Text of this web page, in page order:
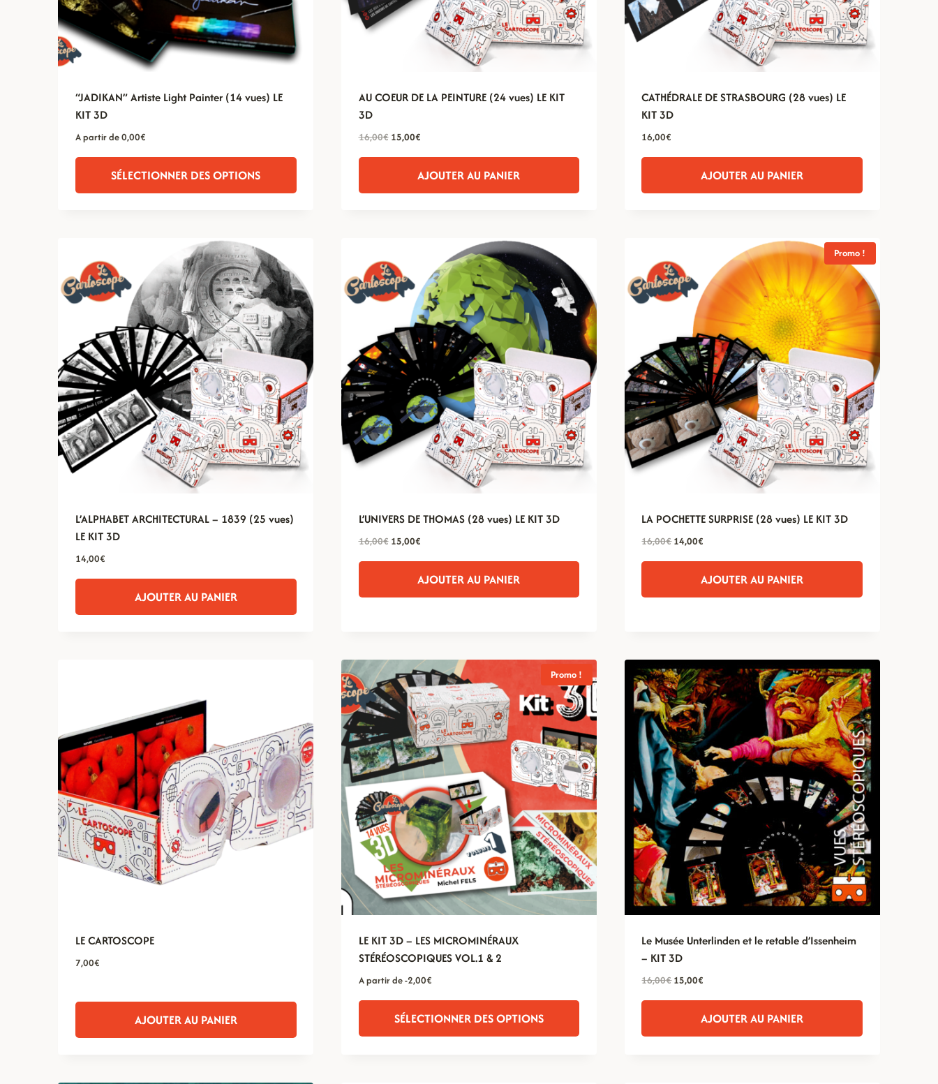
“JADIKAN” Artiste Light Painter (14 vues) LE
KIT 3D
A partir de0,00€
SÉLECTIONNER DES OPTIONS
AU COEUR DE LA PEINTURE (24 vues) LE KIT
3D
16,00€ Le
15,00€Le
actuel
est :
AJOUTER AU PANIER
CATHÉDRALE DE STRASBOURG (28 vues) LE
KIT 3D
16,00€
AJOUTER AU PANIER
L’ALPHABET ARCHITECTURAL – 1839 (25 vues)
LE KIT 3D
14,00€
AJOUTER AU PANIER
L’UNIVERS DE THOMAS (28 vues) LE KIT 3D
16,00€ Le
15,00€Le
actuel
est :
AJOUTER AU PANIER
Promo !
LA POCHETTE SURPRISE (28 vues) LE KIT 3D
16,00€Le
14,00€
actuel
est :
AJOUTER AU PANIER
LE CARTOSCOPE
7,00€
AJOUTER AU PANIER
Promo !
LE KIT 3D – LES MICROMINÉRAUX
STÉRÉOSCOPIQUES VOL.1 & 2
A partir de-2,00€
SÉLECTIONNER DES OPTIONS
Le Musée Unterlinden et le retable d’Issenheim
– KIT 3D
16,00€Le
15,00€
actuel
est :
AJOUTER AU PANIER